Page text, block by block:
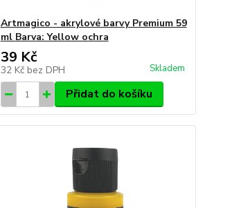
Artmagico - akrylové barvy Premium 59
ml Barva: Yellow ochra
39 Kč
32 Kč bez DPH Skladem
Přidat do košíku